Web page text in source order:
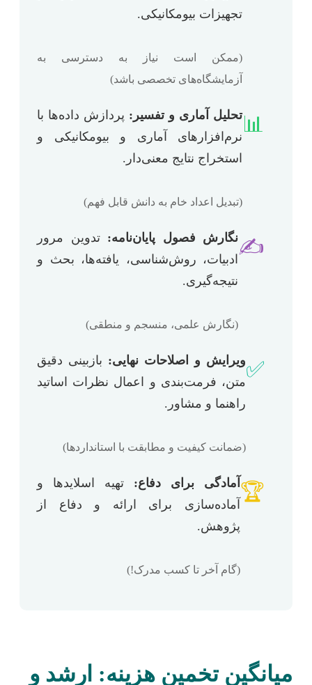
تجهیزات بیومکانیکی.
(ممکن است نیاز به دسترسی به
آزمایشگاه‌های تخصصی باشد)
📊 تحلیل آماری و تفسیر: پردازش داده‌ها با
نرم‌افزارهای آماری و بیومکانیکی و
استخراج نتایج معنی‌دار.
(تبدیل اعداد خام به دانش قابل فهم)
✍️نگارش فصول پایان‌نامه: تدوین مرور
ادبیات، روش‌شناسی، یافته‌ها، بحث و
نتیجه‌گیری.
(نگارش علمی، منسجم و منطقی)
✅ویرایش و اصلاحات نهایی: بازبینی دقیق
متن، فرمت‌بندی و اعمال نظرات اساتید
راهنما و مشاور.
(ضمانت کیفیت و مطابقت با استانداردها)
🏆 آمادگی برای دفاع: تهیه اسلایدها و
آماده‌سازی برای ارائه و دفاع از
پژوهش.
(گام آخر تا کسب مدرک!)
میانگین تخمین هزینه: ارشد و